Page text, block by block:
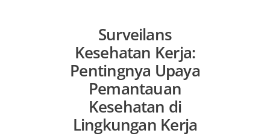
Surveilans
Kesehatan Kerja:
Pentingnya Upaya
Pemantauan
Kesehatan di
Lingkungan Kerja